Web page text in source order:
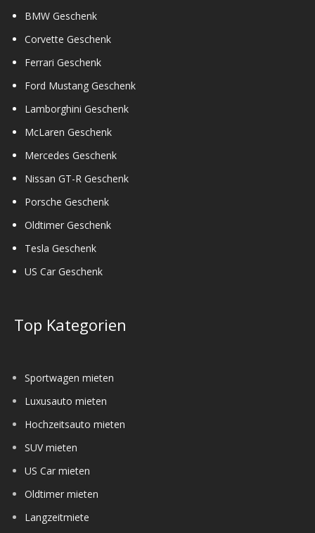
BMW Geschenk
Corvette Geschenk
Ferrari Geschenk
Ford Mustang Geschenk
Lamborghini Geschenk
McLaren Geschenk
Mercedes Geschenk
Nissan GT-R Geschenk
Porsche Geschenk
Oldtimer Geschenk
Tesla Geschenk
US Car Geschenk
Top Kategorien
Sportwagen mieten
Luxusauto mieten
Hochzeitsauto mieten
SUV mieten
US Car mieten
Oldtimer mieten
Langzeitmiete